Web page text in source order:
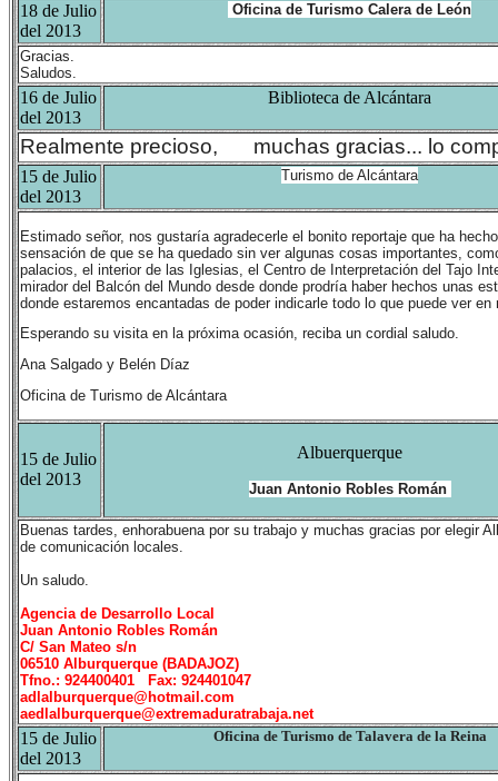
18 de Julio
del 2013
Oficina de Turismo Calera de León
Gracias.
Saludos.
16 de Julio
del 2013
Biblioteca de Alcántara
Realmente precioso, muchas gracias... lo
15 de Julio
del 2013
Turismo de Alcántara
Estimado señor, nos gustaría agradecerle el bonito reportaje que ha
sensación de que se ha quedado sin ver algunas cosas importantes,
palacios, el interior de las Iglesias, el Centro de Interpretación del Tajo
mirador del Balcón del Mundo desde donde prodría haber hechos unas
donde estaremos encantadas de poder indicarle todo lo que puede ver en
Esperando su visita en la próxima ocasión, reciba un cordial saludo.
Ana Salgado y Belén Díaz
Oficina de Turismo de Alcántara
15 de Julio
del 2013
Albuerquerque
Juan Antonio Robles Román
Buenas tardes, enhorabuena por su trabajo y muchas gracias por elegir
de comunicación locales.
Un saludo.
Agencia de Desarrollo Local
Juan Antonio Robles Román
C/ San Mateo s/n
06510 Alburquerque (BADAJOZ)
Tfno.: 924400401 Fax: 924401047
adlalburquerque@hotmail.com
aedlalburquerque@extremaduratrabaja.net
15 de Julio
del 2013
Oficina de Turismo de Talavera de la Reina